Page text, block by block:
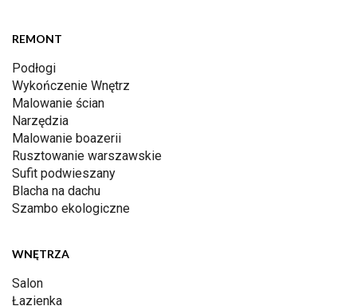
REMONT
Podłogi
Wykończenie Wnętrz
Malowanie ścian
Narzędzia
Malowanie boazerii
Rusztowanie warszawskie
Sufit podwieszany
Blacha na dachu
Szambo ekologiczne
WNĘTRZA
Salon
Łazienka